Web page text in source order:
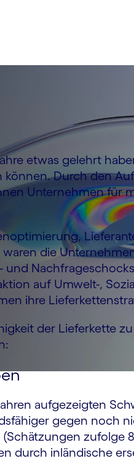
etwas gelehrt
können. Durch den
Unternehmen für
die
und
auf Umwelt-,
ihre
der Lieferkette
aufgezeigten
gegen noch
zufolge
durch inländische